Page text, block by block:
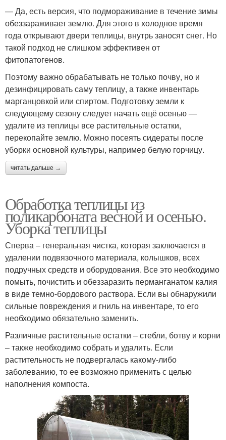
— Да, есть версия, что подмораживание в течение зимы
обеззараживает землю. Для этого в холодное время
года открывают двери теплицы, внутрь заносят снег. Но
такой подход не слишком эффективен от
фитопатогенов.
Поэтому важно обрабатывать не только почву, но и
дезинфицировать саму теплицу, а также инвентарь
марганцовкой или спиртом. Подготовку земли к
следующему сезону следует начать ещё осенью —
удалите из теплицы все растительные остатки,
перекопайте землю. Можно посеять сидераты после
уборки основной культуры, например белую горчицу.
читать дальше →
Обработка теплицы из
поликарбоната весной и осенью.
Уборка теплицы
Сперва – генеральная чистка, которая заключается в
удалении подвязочного материала, колышков, всех
подручных средств и оборудования. Все это необходимо
помыть, почистить и обеззаразить перманганатом калия
в виде темно-бордового раствора. Если вы обнаружили
сильные повреждения и гниль на инвентаре, то его
необходимо обязательно заменить.
Различные растительные остатки – стебли, ботву и корни
– также необходимо собрать и удалить. Если
растительность не подвергалась какому-либо
заболеванию, то ее возможно применить с целью
наполнения компоста.